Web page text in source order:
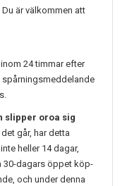
är välkommen att
24 timmar efter
spårningsmeddelande
slipper oroa sig
går, har detta
heller 14 dagar,
30-dagars öppet köp-
och under denna